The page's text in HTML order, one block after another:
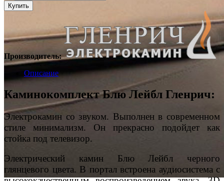
Производитель:
Описание
Каминокомплект Блю Лейбл Гленрич:
Электрокамин со звуком. Выполнен в современном
стиле минимализм. Он прекрасно подойдет как
стойка под телевизор.
Электрический камин Блю Лейбл черного
глянцевого цвета. В портал встроена аудиосистема с